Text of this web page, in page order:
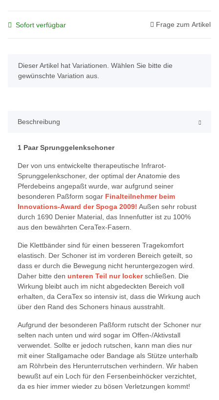
Sofort verfügbar Frage zum Artikel
x
Dieser Artikel hat Variationen. Wählen Sie bitte die
gewünschte Variation aus.
Beschreibung
1 Paar Sprunggelenkschoner
Der von uns entwickelte therapeutische Infrarot-
Sprunggelenkschoner, der optimal der Anatomie des
Pferdebeins angepaßt wurde, war aufgrund seiner
besonderen Paßform sogar Finalteilnehmer beim
Innovations-Award der Spoga 2009! Außen sehr robust
durch 1690 Denier Material, das Innenfutter ist zu 100%
aus den bewährten CeraTex-Fasern.
Die Klettbänder sind für einen besseren Tragekomfort
elastisch. Der Schoner ist im vorderen Bereich geteilt, so
dass er durch die Bewegung nicht heruntergezogen wird.
Daher bitte den unteren Teil nur lockerschließen. Die
Wirkung bleibt auch im nicht abgedeckten Bereich voll
erhalten, da CeraTex so intensiv ist, dass die Wirkung auch
über den Rand des Schoners hinaus ausstrahlt.
Aufgrund der besonderen Paßform rutscht der Schoner nur
selten nach unten und wird sogar im Offen-/Aktivstall
verwendet. Sollte er jedoch rutschen, kann man dies nur
mit einer Stallgamache oder Bandage als Stütze unterhalb
am Röhrbein des Herunterrutschen verhindern. Wir haben
bewußt auf ein Loch für den Fersenbeinhöcker verzichtet,
da es hier immer wieder zu bösen Verletzungen kommt!